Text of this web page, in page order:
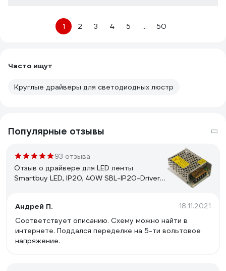
1 2 3 4 5 ... 50
Часто ищут
Круглые драйверы для светодиодных люстр
Популярные отзывы
93 отзыва
Отзыв о драйвере для LED ленты
Smartbuy LED, IP20, 40W SBL-IP20-Driver-
Андрей П.
18.11.2021
Соответствует описанию. Схему можно найти в
интернете. Поддался переделке на 5-ти вольтовое
напряжение.